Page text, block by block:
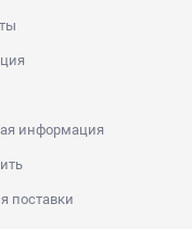
информация
поставки